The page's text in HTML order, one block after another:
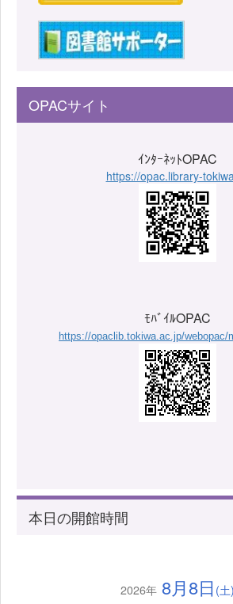
OPACサイト
ｲﾝﾀｰﾈｯﾄOPAC
https://opac.library-
ﾓﾊﾞｲﾙOPAC
https://opaclib.tokiwa.ac.jp/webopac/
本日の開館時間
2026年 8月8日 (土)